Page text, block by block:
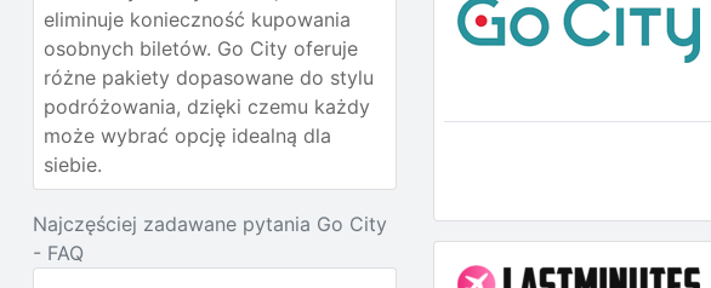
eliminuje konieczność kupowania
osobnych biletów. Go City oferuje
różne pakiety dopasowane do stylu
podróżowania, dzięki czemu każdy
może wybrać opcję idealną dla
siebie.
Najczęściej zadawane pytania Go City
- FAQ